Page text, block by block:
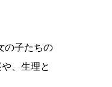
の子たちの
、生理と